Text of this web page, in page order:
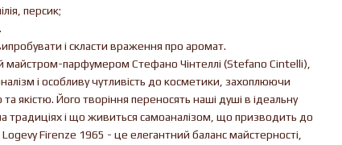
персик;
і скласти враження про аромат.
майстром-парфумером Стефано Чінтеллі (Stefano Cintelli),
і особливу чутливість до косметики, захоплюючи
якістю. Його творіння переносять наші душі в ідеальну
традиціях і що живиться самоаналізом, що призводить до
Firenze 1965 - це елегантний баланс майстерності,